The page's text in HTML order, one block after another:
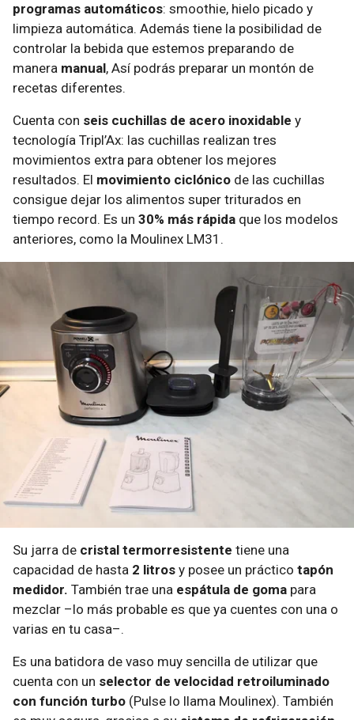
programas automáticos: smoothie, hielo picado y
limpieza automática. Además tiene la posibilidad de
controlar la bebida que estemos preparando de
manera manual, Así podrás preparar un montón de
recetas diferentes.
Cuenta con seis cuchillas de acero inoxidable y
tecnología Tripl’Ax: las cuchillas realizan tres
movimientos extra para obtener los mejores
resultados. El movimiento ciclónico de las cuchillas
consigue dejar los alimentos super triturados en
tiempo record. Es un 30% más rápida que los modelos
anteriores, como la Moulinex LM31.
Su jarra de cristal termorresistente tiene una
capacidad de hasta 2 litros y posee un práctico tapón
medidor. También trae una espátula de goma para
mezclar –lo más probable es que ya cuentes con una o
varias en tu casa–.
Es una batidora de vaso muy sencilla de utilizar que
cuenta con un selector de velocidad retroiluminado
con función turbo (Pulse lo llama Moulinex). También